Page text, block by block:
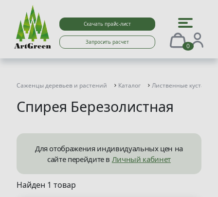
Скачать прайс-лист
Запросить расчет 0
Саженцы деревьев и растений Каталог Лиственные
Спирея Березолистная
Для отображения индивидуальных цен на
сайте перейдите в Личный кабинет
Найден 1 товар